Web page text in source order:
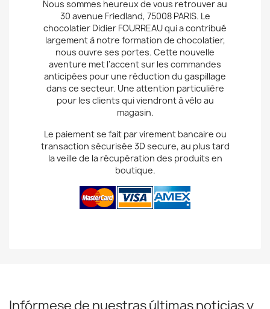
Nous sommes heureux de vous retrouver au
30 avenue Friedland, 75008 PARIS. Le
chocolatier Didier FOURREAU qui a contribué
largement à notre formation de chocolatier,
nous ouvre ses portes. Cette nouvelle
aventure met l'accent sur les commandes
anticipées pour une réduction du gaspillage
dans ce secteur. Une attention particulière
pour les clients qui viendront à vélo au
magasin.
Le paiement se fait par virement bancaire ou
transaction sécurisée 3D secure, au plus tard
la veille de la récupération des produits en
boutique.